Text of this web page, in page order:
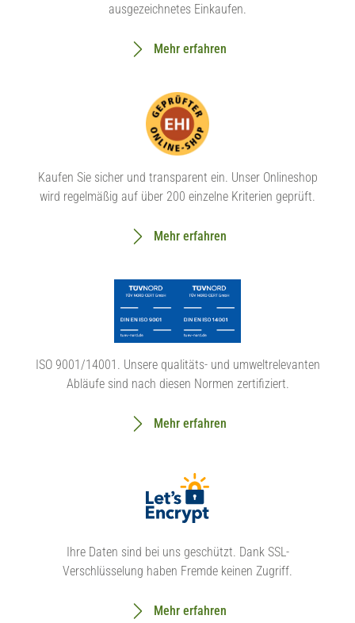
ausgezeichnetes Einkaufen.
Mehr erfahren
Kaufen Sie sicher und transparent ein. Unser Onlineshop
wird regelmäßig auf über 200 einzelne Kriterien geprüft.
Mehr erfahren
ISO 9001/14001. Unsere qualitäts- und umweltrelevanten
Abläufe sind nach diesen Normen zertifiziert.
Mehr erfahren
Ihre Daten sind bei uns geschützt. Dank SSL-
Verschlüsselung haben Fremde keinen Zugriff.
Mehr erfahren